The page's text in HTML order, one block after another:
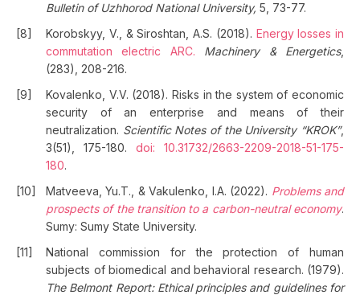
Bulletin of Uzhhorod National University, 5, 73-77.
Korobskyy, V., & Siroshtan, A.S. (2018). Energy losses in
commutation electric ARC.
Machinery & Energetics,
(283), 208-216.
Kovalenko, V.V. (2018). Risks in the system of economic
security of an enterprise and means of their
neutralization. Scientific Notes of the University “KROK”,
3(51), 175-180. doi: 10.31732/2663-2209-2018-51-175-
180.
Matveeva, Yu.T., & Vakulenko, I.A. (2022). Problems and
prospects of the transition to a carbon-neutral economy.
Sumy: Sumy State University.
National commission for the protection of human
subjects of biomedical and behavioral research. (1979).
The Belmont Report: Ethical principles and guidelines for